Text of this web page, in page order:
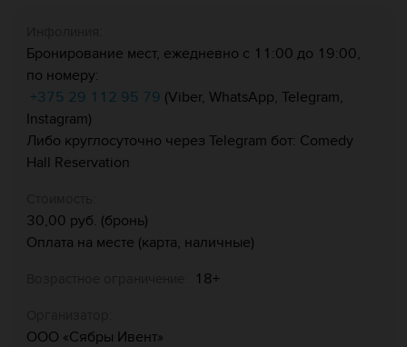
Бронирование мест, ежедневно с 11:00 до 19:00,
по номеру:
+375 29 112 95 79 (Viber, WhatsApp, Telegram,
Instagram)
Либо круглосуточно через Telegram бот: Comedy
Hall Reservation
30,00 руб. (бронь)
Оплата на месте (карта, наличные)
18+
ООО «Сябры Ивент»